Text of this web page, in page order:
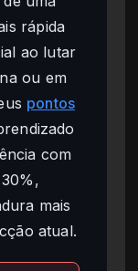
rápida
ao lutar
ou em
pontos
com
mais
atual.